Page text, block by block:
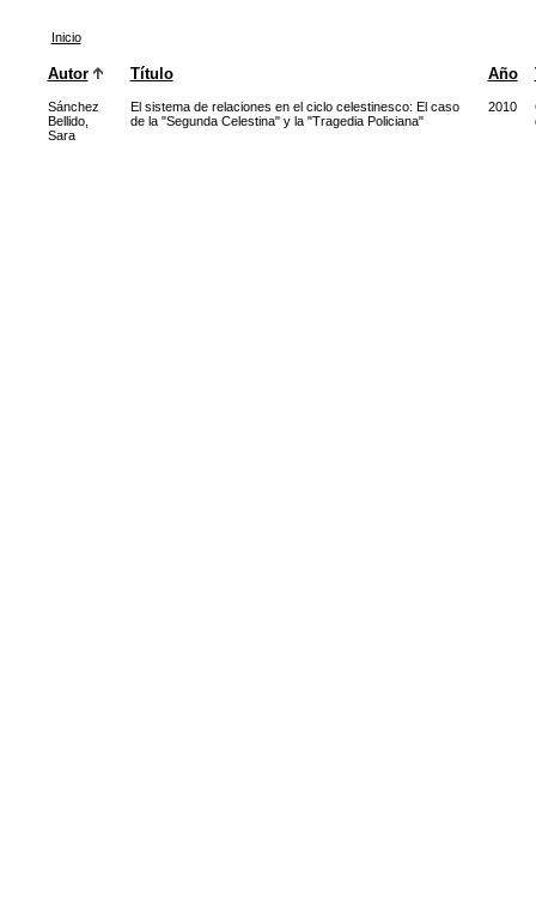
Inicio
Autor Título Año
Sánchez
Bellido,
Sara
El sistema de relaciones en el ciclo celestinesco: El caso
de la "Segunda Celestina" y la "Tragedia Policiana"
2010